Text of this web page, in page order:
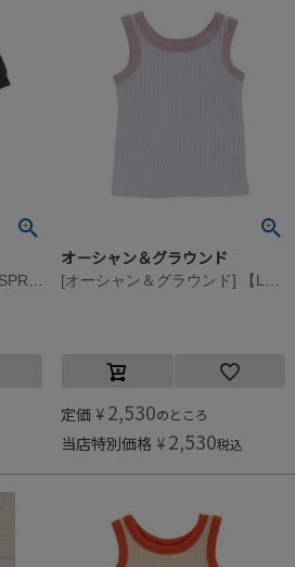
オーシャン＆グラウンド
定価 ¥ 2,530のところ
当店特別価格 ¥ 2,530税込